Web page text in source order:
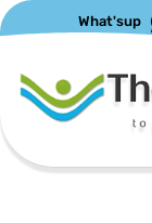
What'sup